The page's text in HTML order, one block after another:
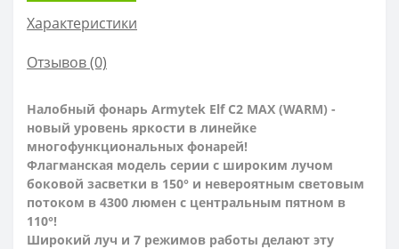
Характеристики
Отзывов (0)
Налобный фонарь Armytek Elf C2 MAX (WARM) -
новый уровень яркости в линейке
многофункциональных фонарей!
Флагманская модель серии с широким лучом
боковой засветки в 150° и невероятным световым
потоком в 4300 люмен с центральным пятном в
110°!
Широкий луч и 7 режимов работы делают эту